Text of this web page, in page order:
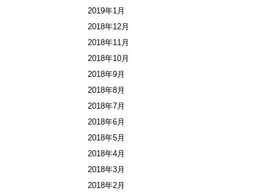
2019年1月
2018年12月
2018年11月
2018年10月
2018年9月
2018年8月
2018年7月
2018年6月
2018年5月
2018年4月
2018年3月
2018年2月